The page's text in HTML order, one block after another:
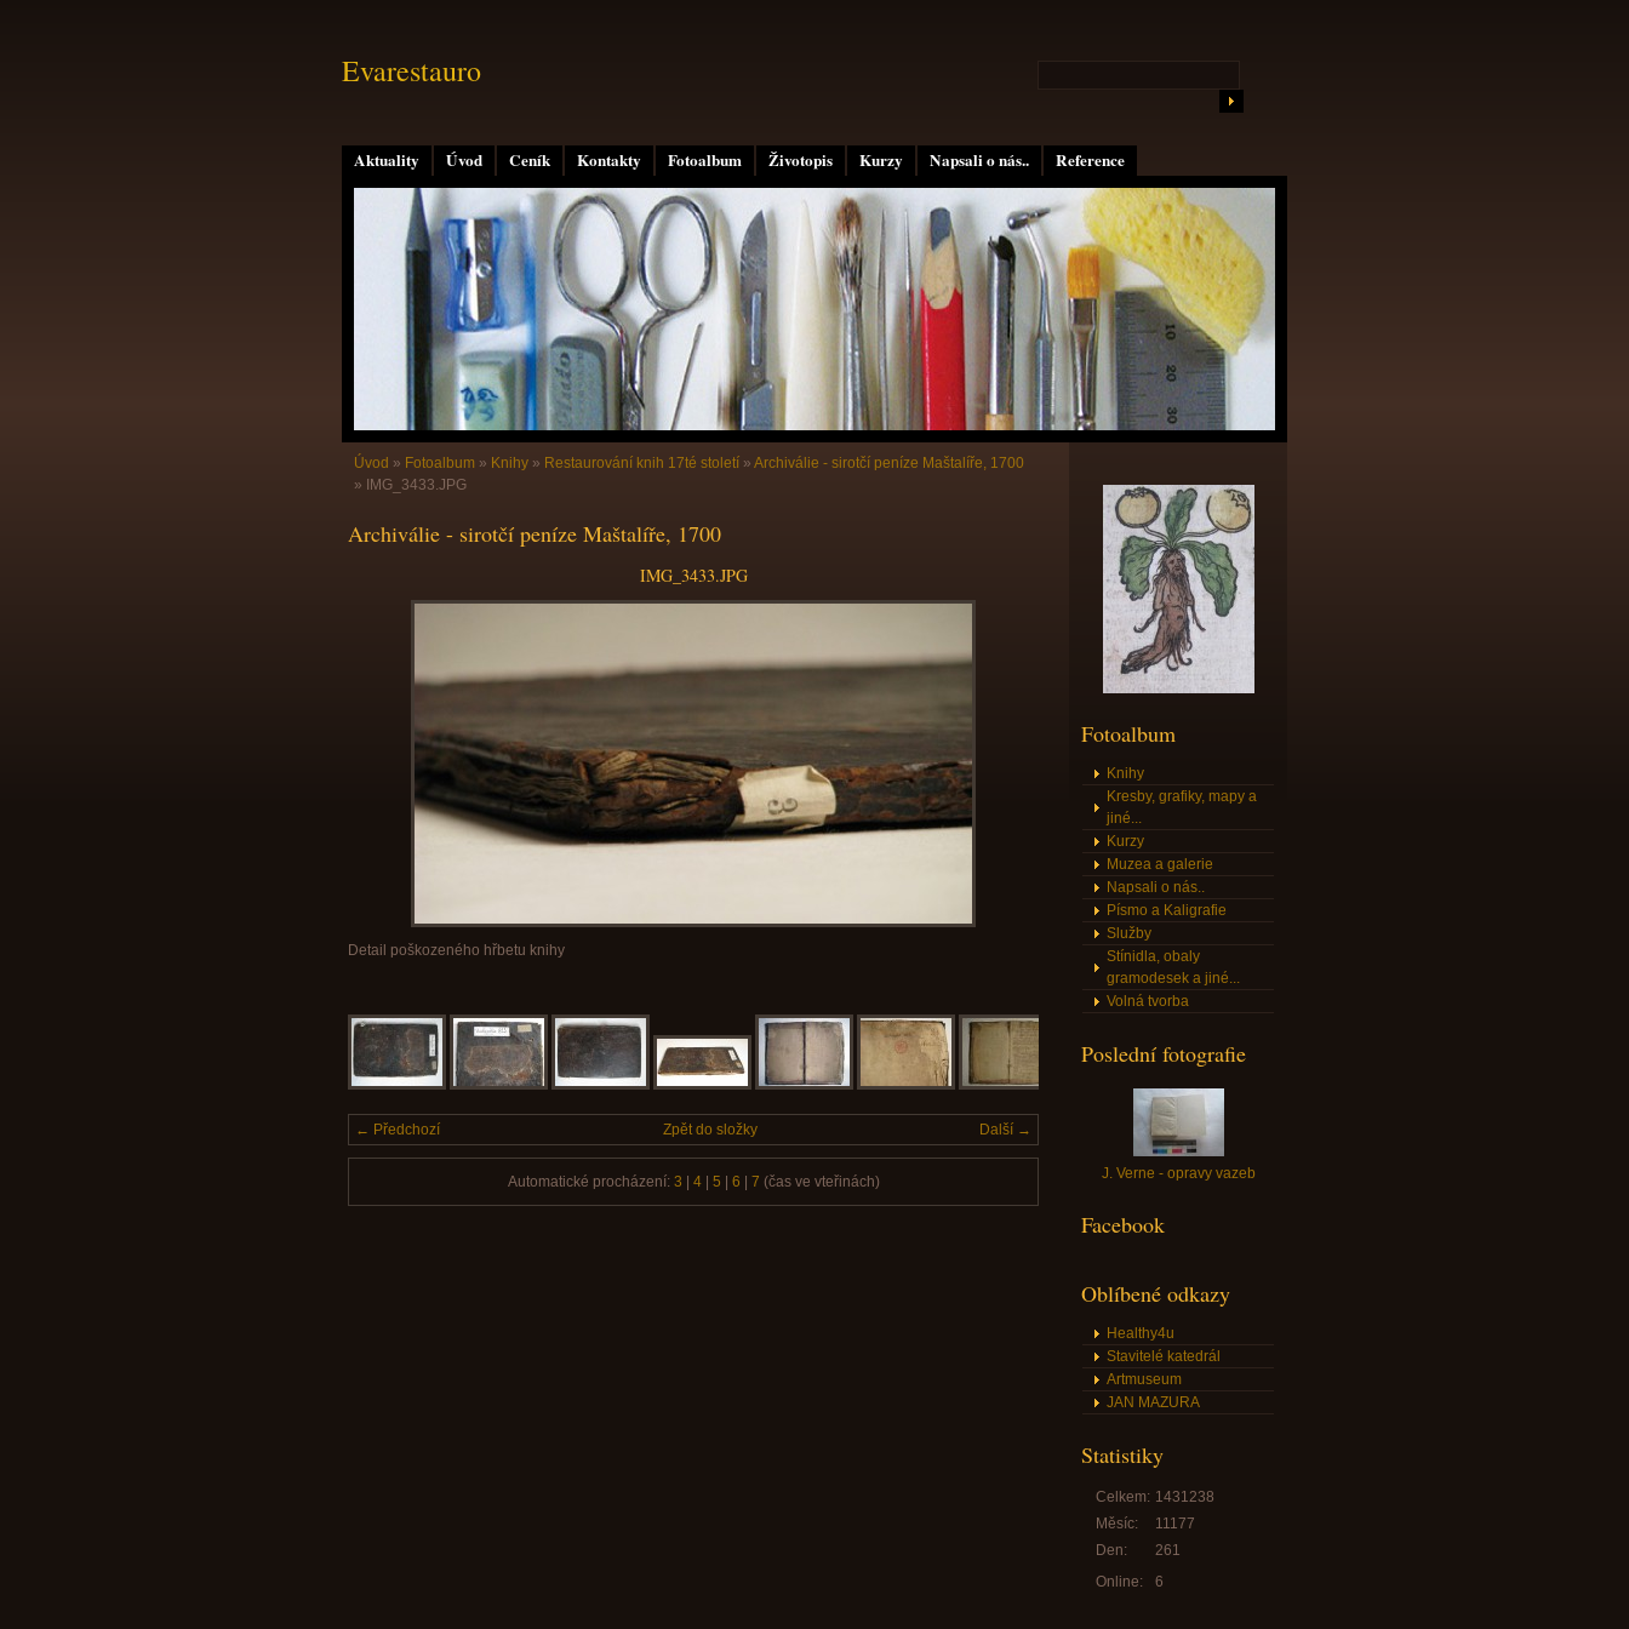
Aktuality Úvod Ceník Kontakty Fotoalbum Životopis Kurzy Napsali o nás.. Reference
Evarestauro
Úvod » Fotoalbum » Knihy » Restaurování knih 17té století » Archiválie - sirotčí peníze Maštalíře, 1700
»
IMG_3433.JPG
Archiválie - sirotčí peníze Maštalíře, 1700
IMG_3433.JPG
Detail poškozeného hřbetu knihy
← Předchozí Další →
Zpět do složky
Automatické procházení: 3 4| 5 6 7 (čas ve vteřinách)
Fotoalbum
Knihy
Kresby, grafiky, mapy a
jiné...
Kurzy
Muzea a galerie
Napsali o nás..
Písmo a Kaligrafie
Služby
Stínidla, obaly
gramodesek a jiné...
Volná tvorba
Poslední fotografie
J. Verne - opravy vazeb
Facebook
Oblíbené odkazy
Healthy4u
Stavitelé katedrál
Artmuseum
JAN MAZURA
Statistiky
Online: 6
Celkem: 1431238
Měsíc:
11177
Den:
261